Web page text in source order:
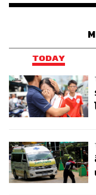
https://
7-06/
https://
26/07/06/
TAGS: Australia
Key
กองทัพปลดปล่
TODAY